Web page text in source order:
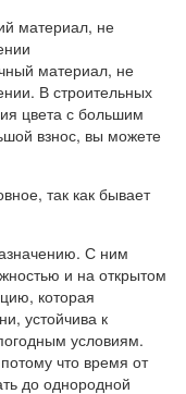
материал, не
В строительных
цвета с большим
взнос, вы можете
так как бывает
С ним
и на открытом
которая
устойчива к
условиям.
что время от
до однородной